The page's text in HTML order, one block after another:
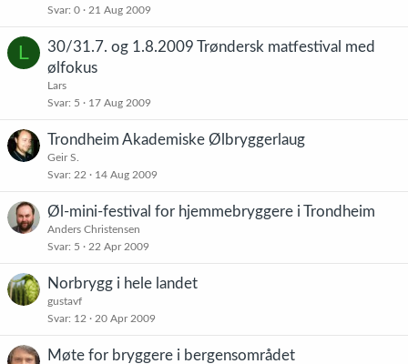
Svar 0 21 Aug 2009
L
30/31.7. og 1.8.2009 Trøndersk matfestival med
ølfokus
Lars
Svar 5 17 Aug 2009
Trondheim Akademiske Ølbryggerlaug
Geir S.
Svar 22 14 Aug 2009
Øl-mini-festival for hjemmebryggere i Trondheim
Anders Christensen
Svar 5 22 Apr 2009
Norbrygg i hele landet
gustavf
Svar 12 20 Apr 2009
Møte for bryggere i bergensområdet